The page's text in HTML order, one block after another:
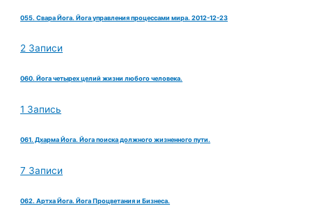
055. Свара Йога. Йога управления процессами мира. 2012-12-23
2 Записи
060. Йога четырех целий жизни любого человека.
1 Запись
061. Дхарма Йога. Йога поиска должного жизненного пути.
7 Записи
062. Артха Йога. Йога Процветания и Бизнеса.